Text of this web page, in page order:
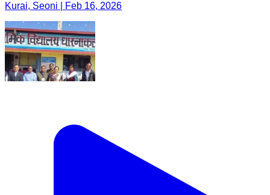
Kurai, Seoni | Feb 16, 2026